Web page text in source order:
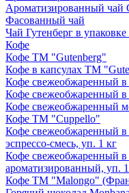
Ароматизированный чай
Фасованный чай
Чай Гутенберг в упаковке
Кофе
Кофе ТМ "Gutenberg"
Кофе в капсулах ТМ
Кофе свежеобжаренный
Кофе свежеобжаренный
Кофе свежеобжаренный
Кофе ТМ "Cuppello"
Кофе свежеобжаренный
эспрессо-смесь, уп. 1 кг
Кофе свежеобжаренный
ароматизированный, уп.
Кофе ТМ "Malongo"